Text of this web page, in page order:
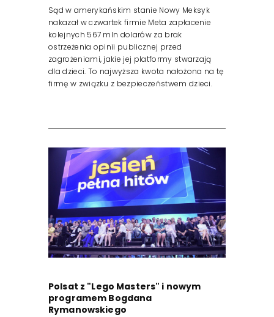
Sąd w amerykańskim stanie Nowy Meksyk
nakazał w czwartek firmie Meta zapłacenie
kolejnych 567 mln dolarów za brak
ostrzeżenia opinii publicznej przed
zagrożeniami, jakie jej platformy stwarzają
dla dzieci. To najwyższa kwota nałożona na tę
firmę w związku z bezpieczeństwem dzieci.
Polsat z "Lego Masters" i nowym
programem Bogdana
Rymanowskiego